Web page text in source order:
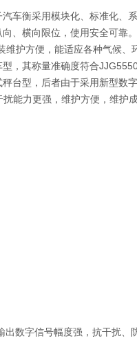
车衡采用模块化、标准化
、横向限位，使用安全可靠
护方便，能适应各种气候
，其称量准确度符合
台型，后者由于采用新型数
能力更强，维护方便，维护成
数字信号幅度强，抗干扰、